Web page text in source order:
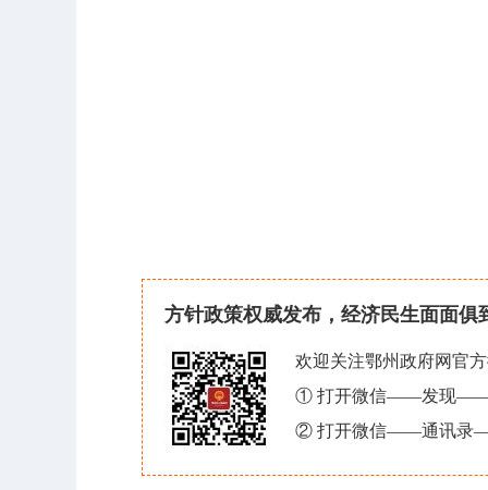
方针政策权威发布，经济民生面面俱
欢迎关注鄂州政府网官
① 打开微信——发现——
② 打开微信——通讯录